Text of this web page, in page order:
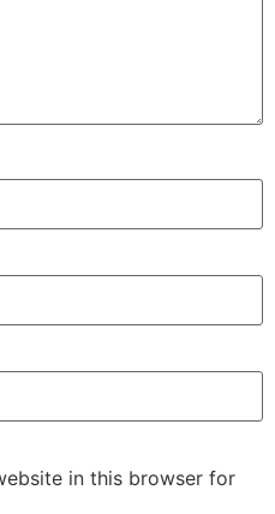
in this browser for